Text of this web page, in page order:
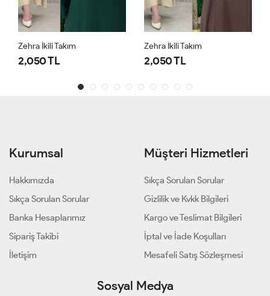
Zehra İkili Takım
2,050 TL
Zehra İkili Takım
2,050 TL
Kurumsal
Hakkımızda
Sıkça Sorulan Sorular
Banka Hesaplarımız
Sipariş Takibi
İletişim
Müşteri Hizmetleri
Sıkça Sorulan Sorular
Gizlilik ve Kvkk Bilgileri
Kargo ve Teslimat Bilgileri
İptal ve İade Koşulları
Mesafeli Satış Sözleşmesi
Sosyal Medya